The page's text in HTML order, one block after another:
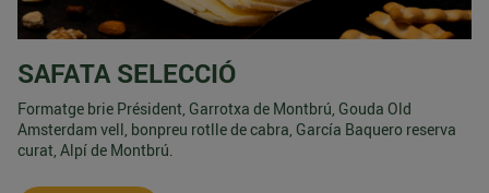
SAFATA SELECCIÓ
Formatge brie Président, Garrotxa de Montbrú, Gouda Old
Amsterdam vell, bonpreu rotlle de cabra, García Baquero reserva
curat, Alpí de Montbrú.